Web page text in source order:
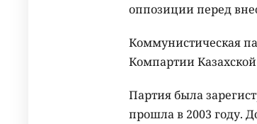
оппозиции перед
Коммунистическая
Компартии Казахской
Партия была
прошла в 2003 году.